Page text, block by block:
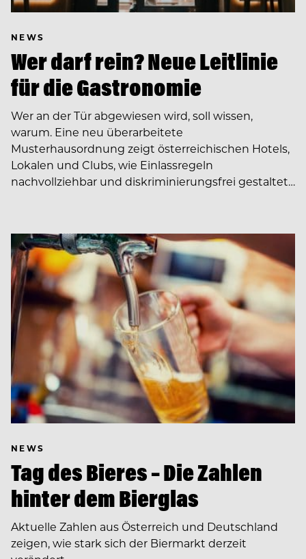
NEWS
Wer darf rein? Neue Leitlinie
für die Gastronomie
Wer an der Tür abgewiesen wird, soll wissen,
warum. Eine neu überarbeitete
Musterhausordnung zeigt österreichischen Hotels,
Lokalen und Clubs, wie Einlassregeln
nachvollziehbar und diskriminierungsfrei gestaltet…
NEWS
Tag des Bieres – Die Zahlen
hinter dem Bierglas
Aktuelle Zahlen aus Österreich und Deutschland
zeigen, wie stark sich der Biermarkt derzeit